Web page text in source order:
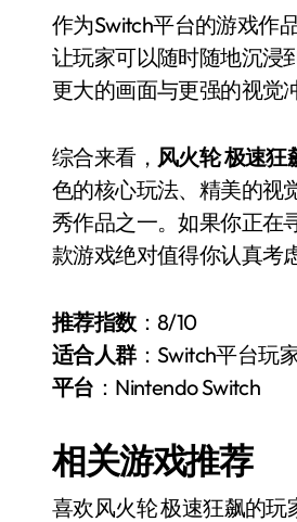
作为Switch平台的游戏作
让玩家可以随时随地沉浸
更大的画面与更强的视觉
综合来看， 风火轮 极速狂
色的核心玩法、精美的视
秀作品之一。如果你正在
款游戏绝对值得你认真考
推荐指数：8/10
适合人群：Switch平台玩
平台 ：Nintendo Switch
相关游戏推荐
喜欢风火轮 极速狂飙的玩